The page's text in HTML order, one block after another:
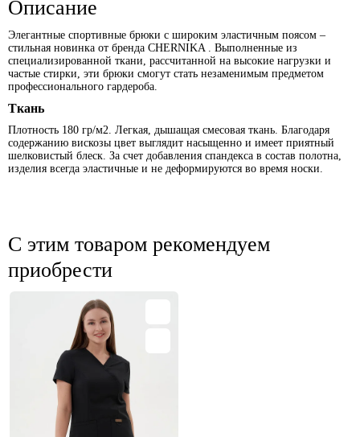
Описание
Элегантные спортивные брюки с широким эластичным поясом –
стильная новинка от бренда CHERNIKA . Выполненные из
специализированной ткани, рассчитанной на высокие нагрузки и
частые стирки, эти брюки смогут стать незаменимым предметом
профессионального гардероба.
Ткань
Плотность 180 гр/м2. Легкая, дышащая смесовая ткань. Благодаря
содержанию вискозы цвет выглядит насыщенно и имеет приятный
шелковистый блеск. За счет добавления спандекса в состав полотна,
изделия всегда эластичные и не деформируются во время носки.
С этим товаром рекомендуем
приобрести